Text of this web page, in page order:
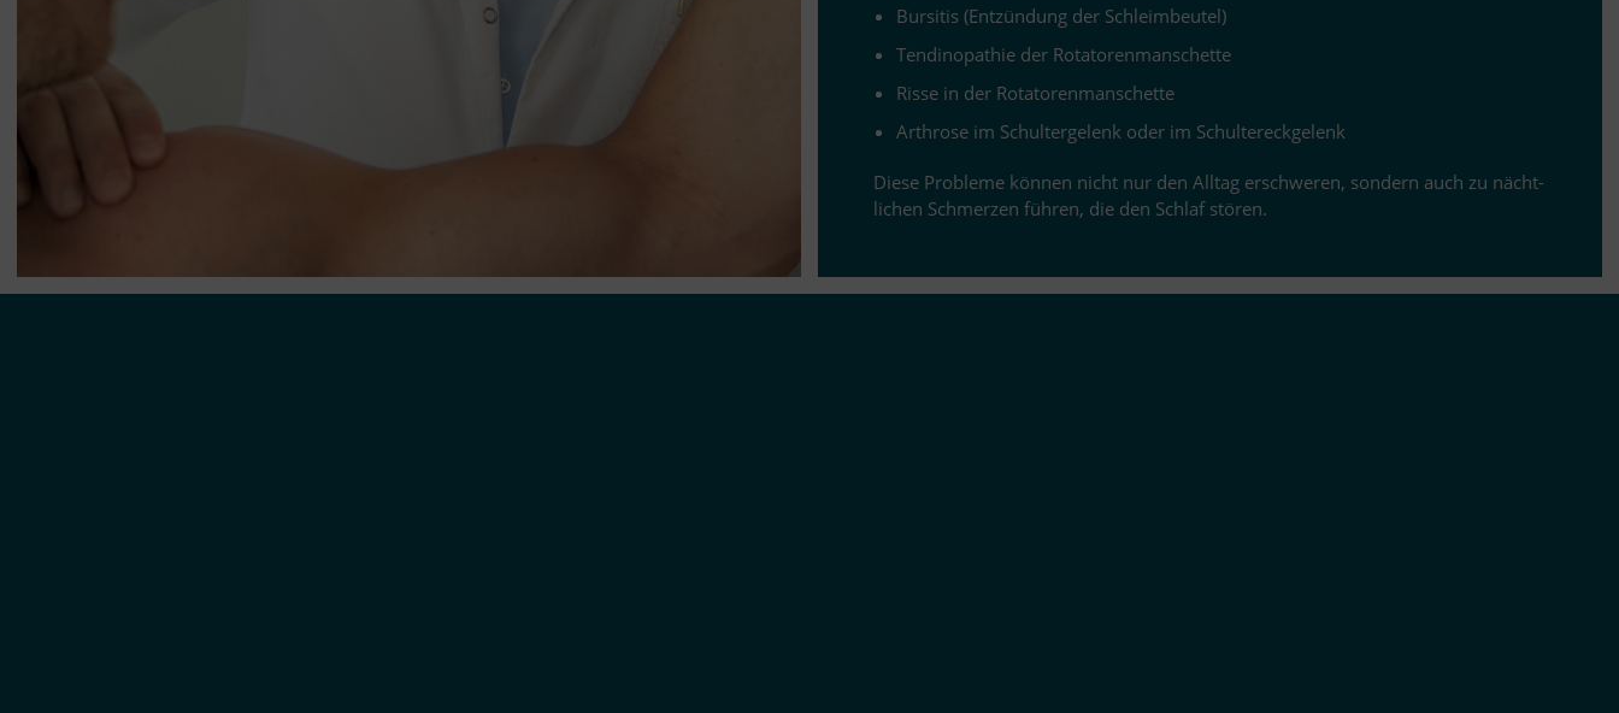
Bur­si­tis (Ent­zün­dung der Schleimbeutel)
Ten­di­no­pa­thie der Rotatorenmanschette
Risse in der Rotatorenmanschette
Ar­throse im Schul­ter­ge­lenk oder im Schultereckgelenk
Diese Pro­bleme kön­nen nicht nur den All­tag er­schwe­ren, son­dern auch zu nächt­
li­chen Schmer­zen füh­ren, die den Schlaf stören.